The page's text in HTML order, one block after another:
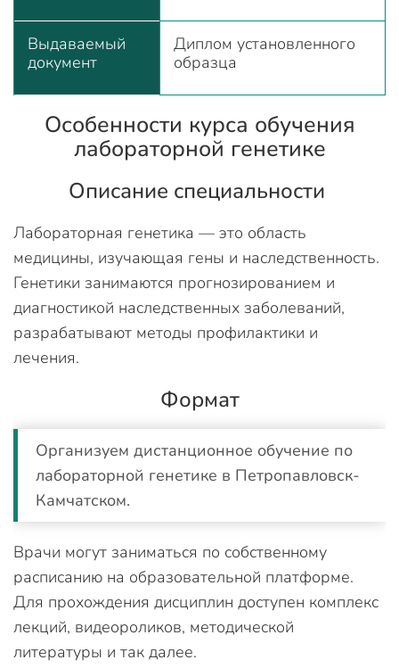
Выдаваемый
документ
Диплом установленного
образца
Особенности курса обучения
лабораторной генетике
Описание специальности
Лабораторная генетика — это область
медицины, изучающая гены и наследственность.
Генетики занимаются прогнозированием и
диагностикой наследственных заболеваний,
разрабатывают методы профилактики и
лечения.
Формат
Организуем дистанционное обучение по
лабораторной генетике в Петропавловск-
Камчатском.
Врачи могут заниматься по собственному
расписанию на образовательной платформе.
Для прохождения дисциплин доступен комплекс
лекций, видеороликов, методической
литературы и так далее.